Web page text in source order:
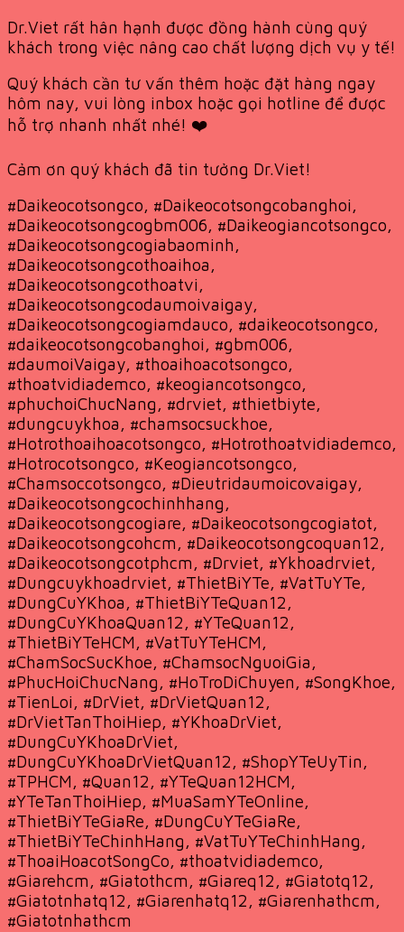
Dr.Viet rất hân hạnh được đồng hành cùng quý
khách trong việc nâng cao chất lượng dịch vụ y tế!
Quý khách cần tư vấn thêm hoặc đặt hàng ngay
hôm nay, vui lòng inbox hoặc gọi hotline để được
hỗ trợ nhanh nhất nhé! ❤️
Cảm ơn quý khách đã tin tưởng Dr.Viet!
#Daikeocotsongco, #Daikeocotsongcobanghoi,
#Daikeocotsongcogbm006, #Daikeogiancotsongco,
#Daikeocotsongcogiabaominh,
#Daikeocotsongcothoaihoa,
#Daikeocotsongcothoatvi,
#Daikeocotsongcodaumoivaigay,
#Daikeocotsongcogiamdauco, #daikeocotsongco,
#daikeocotsongcobanghoi, #gbm006,
#daumoiVaigay, #thoaihoacotsongco,
#thoatvidiademco, #keogiancotsongco,
#phuchoiChucNang, #drviet, #thietbiyte,
#dungcuykhoa, #chamsocsuckhoe,
#Hotrothoaihoacotsongco, #Hotrothoatvidiademco,
#Hotrocotsongco, #Keogiancotsongco,
#Chamsoccotsongco, #Dieutridaumoicovaigay,
#Daikeocotsongcochinhhang,
#Daikeocotsongcogiare, #Daikeocotsongcogiatot,
#Daikeocotsongcohcm, #Daikeocotsongcoquan12,
#Daikeocotsongcotphcm, #Drviet, #Ykhoadrviet,
#Dungcuykhoadrviet, #ThietBiYTe, #VatTuYTe,
#DungCuYKhoa, #ThietBiYTeQuan12,
#DungCuYKhoaQuan12, #YTeQuan12,
#ThietBiYTeHCM, #VatTuYTeHCM,
#ChamSocSucKhoe, #ChamsocNguoiGia,
#PhucHoiChucNang, #HoTroDiChuyen, #SongKhoe,
#TienLoi, #DrViet, #DrVietQuan12,
#DrVietTanThoiHiep, #YKhoaDrViet,
#DungCuYKhoaDrViet,
#DungCuYKhoaDrVietQuan12, #ShopYTeUyTin,
#TPHCM, #Quan12, #YTeQuan12HCM,
#YTeTanThoiHiep, #MuaSamYTeOnline,
#ThietBiYTeGiaRe, #DungCuYTeGiaRe,
#ThietBiYTeChinhHang, #VatTuYTeChinhHang,
#ThoaiHoacotSongCo, #thoatvidiademco,
#Giarehcm, #Giatothcm, #Giareq12, #Giatotq12,
#Giatotnhatq12, #Giarenhatq12, #Giarenhathcm,
#Giatotnhathcm